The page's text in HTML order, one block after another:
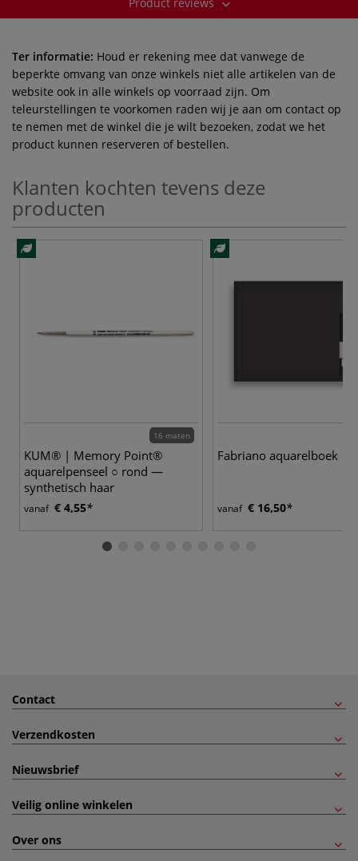
Ter informatie: Houd er rekening mee dat vanwege de
beperkte omvang van onze winkels niet alle artikelen van de
website ook in alle winkels op voorraad zijn. Om
teleurstellingen te voorkomen raden wij je aan om contact op
te nemen met de winkel die je wilt bezoeken, zodat we het
product kunnen reserveren of bestellen.
Klanten kochten tevens deze
producten
16 maten
KUM® | Memory Point®
aquarelpenseel ○ rond —
synthetisch haar
vanaf € 4,55
Fabriano aquarelboek
vanaf € 16,50
Contact
Verzendkosten
Nieuwsbrief
Veilig online winkelen
Over ons